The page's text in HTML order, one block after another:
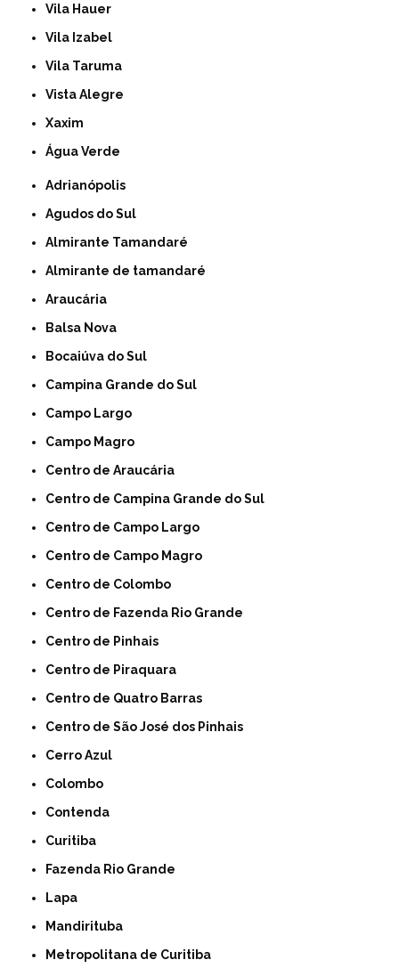
Vila Hauer
Vila Izabel
Vila Taruma
Vista Alegre
Xaxim
Água Verde
Adrianópolis
Agudos do Sul
Almirante Tamandaré
Almirante de tamandaré
Araucária
Balsa Nova
Bocaiúva do Sul
Campina Grande do Sul
Campo Largo
Campo Magro
Centro de Araucária
Centro de Campina Grande do Sul
Centro de Campo Largo
Centro de Campo Magro
Centro de Colombo
Centro de Fazenda Rio Grande
Centro de Pinhais
Centro de Piraquara
Centro de Quatro Barras
Centro de São José dos Pinhais
Cerro Azul
Colombo
Contenda
Curitiba
Fazenda Rio Grande
Lapa
Mandirituba
Metropolitana de Curitiba